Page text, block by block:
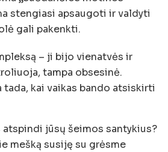
stengiasi apsaugoti ir valdyti
gali pakenkti.
– ji bijo vienatvės ir
tampa obsesinė.
kai vaikas bando atsiskirti
jūsų šeimos santykius?
mešką susiję su grėsme